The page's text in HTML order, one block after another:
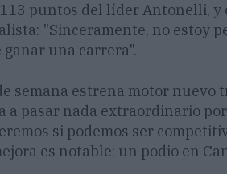
puntos del líder Antonelli, y
"Sinceramente, no estoy
una carrera".
semana estrena motor nuevo
a pasar nada extraordinario
si podemos ser
es notable: un podio en